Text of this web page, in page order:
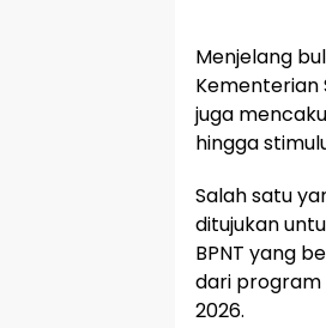
Menjelang
Kementerian
juga
hingga
Salah satu
ditujukan
BPNT yang
dari program
2026.